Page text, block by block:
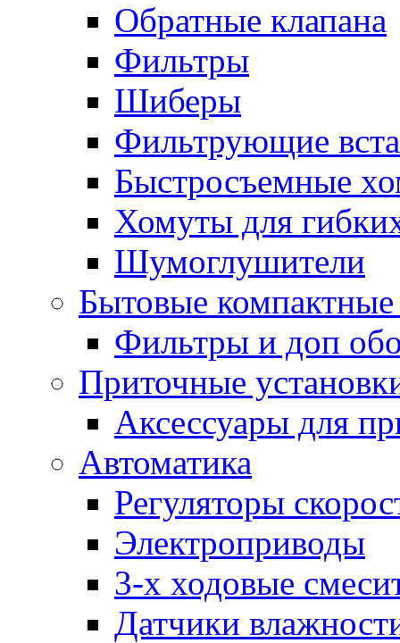
Обратные клапана
Фильтры
Шиберы
Фильтрующие
Быстросъемные
Хомуты для
Шумоглушители
Бытовые
Фильтры и доп
Приточные
Аксессуары для
Автоматика
Регуляторы
Электроприводы
3-х ходовые
Датчики